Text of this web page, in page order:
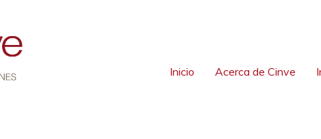
Inicio Acerca de Cinve